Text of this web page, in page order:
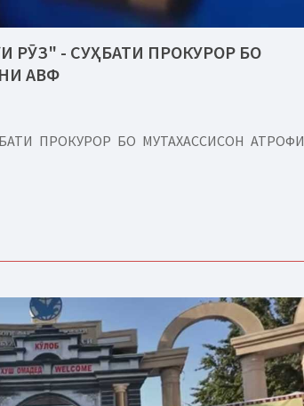
РӮЗ" - СУҲБАТИ ПРОКУРОР БО
АВФ
ПРОКУРОР БО МУТАХАССИСОН АТРОФИ